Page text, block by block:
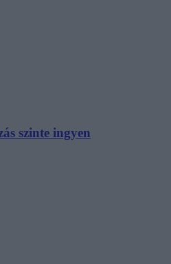
szinte ingyen